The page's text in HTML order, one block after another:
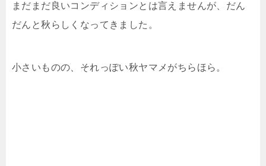
まだまだ良いコンディションとは言えませんが、だん
だんと秋らしくなってきました。
小さいものの、それっぽい秋ヤマメがちらほら。